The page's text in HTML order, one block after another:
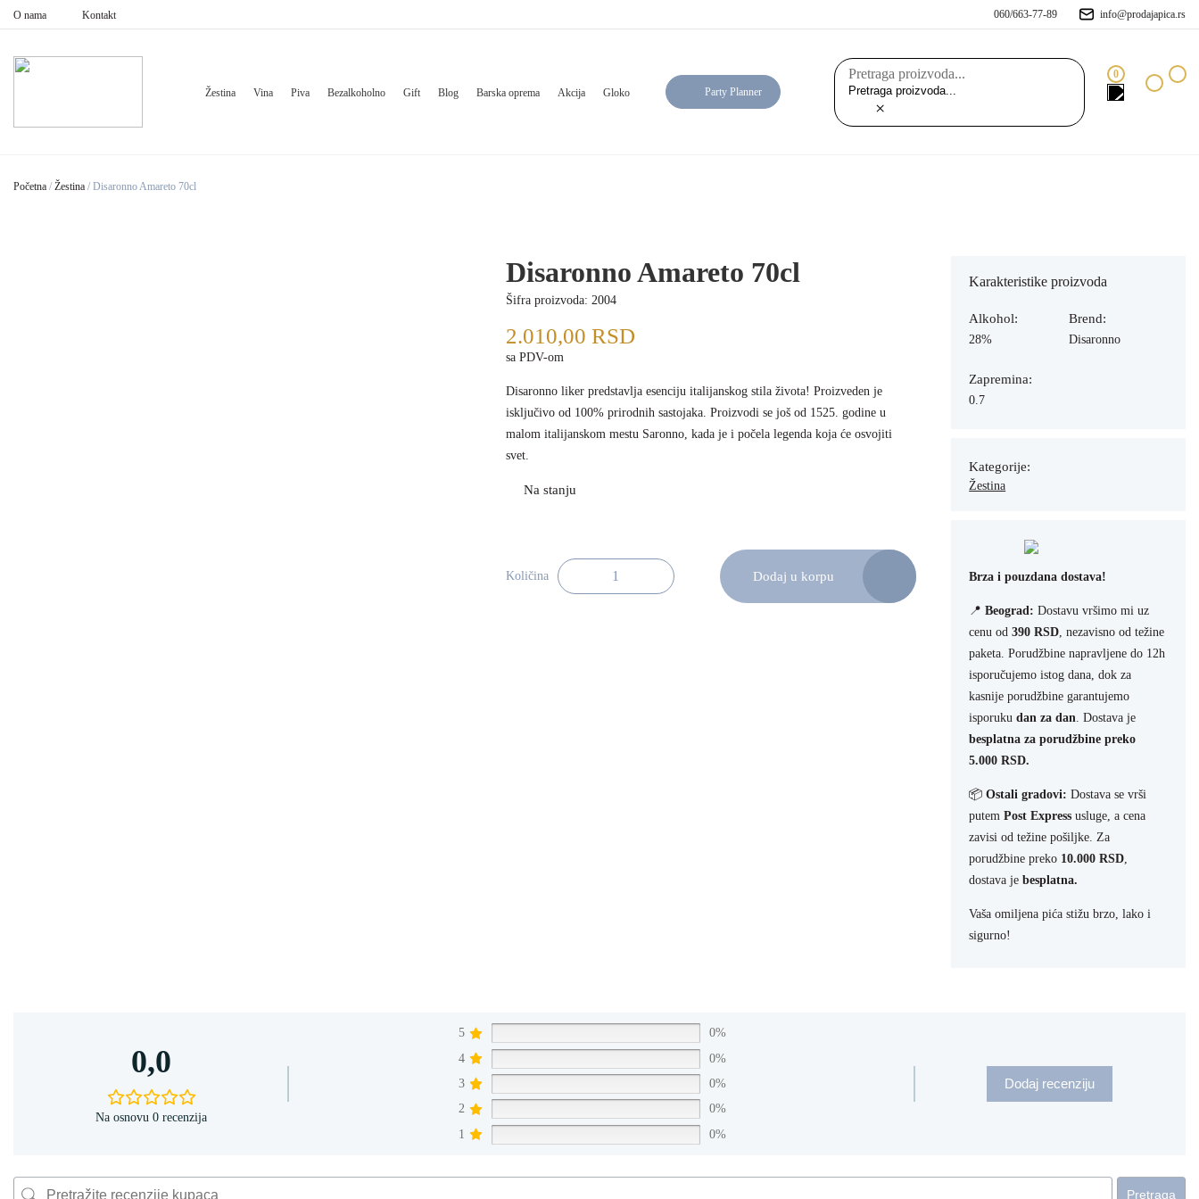
O nama Kontakt 060/663-77-89 info@prodajapica.rs
Žestina Vina Piva Bezalkoholno Gift Blog Barska oprema Akcija Gloko Party Planner
Pretraga proizvoda...
×
0
Početna / Žestina / Disaronno Amareto 70cl
Disaronno Amareto 70cl
Šifra proizvoda: 2004
2.010,00 RSD
sa PDV-om
Disaronno liker predstavlja esenciju italijanskog stila života! Proizveden je
isključivo od 100% prirodnih sastojaka. Proizvodi se još od 1525. godine u
malom italijanskom mestu Saronno, kada je i počela legenda koja će osvojiti
svet.
Količina Disaronno Amareto 70cl količinaDodaj u korpu
Karakteristike proizvoda
Alkohol:
28%
Brend:
Disaronno
Zapremina:
0.7
Kategorije:
Žestina
Brza i pouzdana dostava!
📍Beograd: Dostavu vršimo mi uz
cenu od390 RSD, nezavisno od težine
paketa. Porudžbine napravljene do 12h
isporučujemo istog dana, dok za
kasnije porudžbine garantujemo
isporukudan za dan. Dostava je
besplatna za porudžbine preko
5.000 RSD.
📦Ostali gradovi: Dostava se vrši
putemPost Express usluge, a cena
zavisi od težine pošiljke. Za
porudžbine preko 10.000 RSD,
dostava jebesplatna.
Vaša omiljena pića stižu brzo, lako i
sigurno!
0,0
Na osnovu 0 recenzija
5
0%
4
0%
3
0%
2
0%
1
0%
Dodaj recenziju
Pretraga